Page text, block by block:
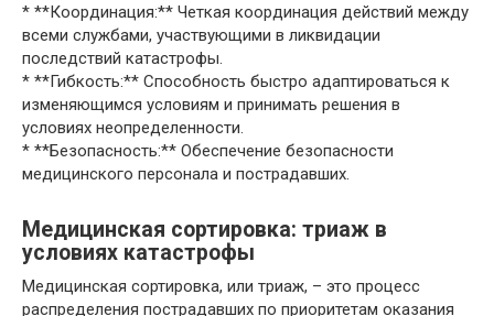
* **Координация:** Четкая координация действий между
всеми службами, участвующими в ликвидации
последствий катастрофы.
* **Гибкость:** Способность быстро адаптироваться к
изменяющимся условиям и принимать решения в
условиях неопределенности.
* **Безопасность:** Обеспечение безопасности
медицинского персонала и пострадавших.
Медицинская сортировка: триаж в
условиях катастрофы
Медицинская сортировка, или триаж, – это процесс
распределения пострадавших по приоритетам оказания